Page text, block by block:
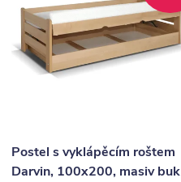
Postel s vyklápěcím roštem
Darvin, 100x200, masiv buk